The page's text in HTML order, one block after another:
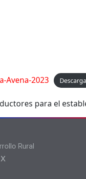
Avena-2023 Descarga
para el
Rural